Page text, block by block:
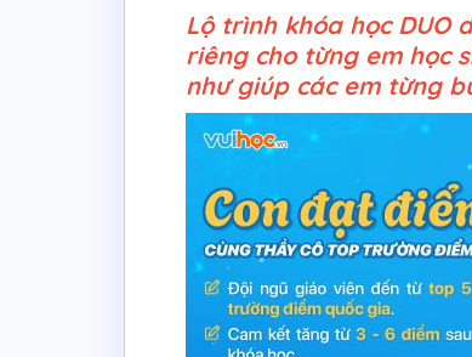
Lộ trình khóa học DUO
riêng cho từng em học
như giúp các em từng